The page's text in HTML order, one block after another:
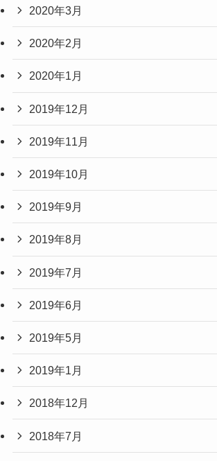
2020年3月
2020年2月
2020年1月
2019年12月
2019年11月
2019年10月
2019年9月
2019年8月
2019年7月
2019年6月
2019年5月
2019年1月
2018年12月
2018年7月